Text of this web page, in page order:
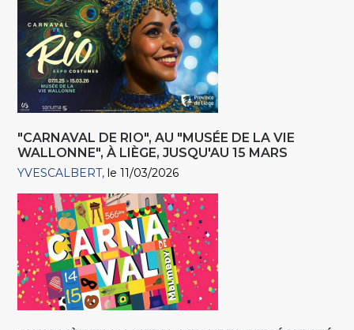
"CARNAVAL DE RIO", AU "MUSÉE DE LA VIE
WALLONNE", À LIÈGE, JUSQU'AU 15 MARS
YVESCALBERT le 11/03/2026